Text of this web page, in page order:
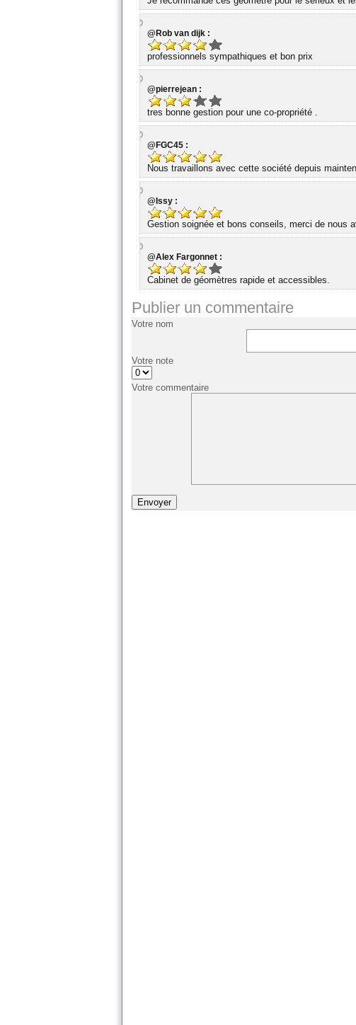
@Rob van dijk :
professionnels sympathiques et bon prix
@pierrejean :
tres bonne gestion pour une co-propriété .
@FGC45 :
Nous travaillons avec cette société depuis
@Issy :
Gestion soignée et bons conseils, merci de nous
@Alex Fargonnet :
Cabinet de géomètres rapide et accessibles.
Publier un commentaire
Votre nom
Votre note
Votre commentaire